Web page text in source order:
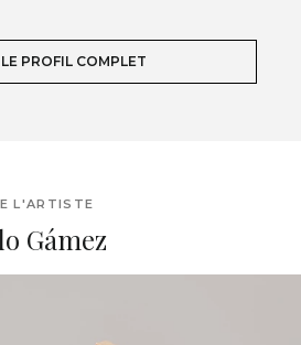
PROFIL COMPLET
L'ARTISTE
Gámez